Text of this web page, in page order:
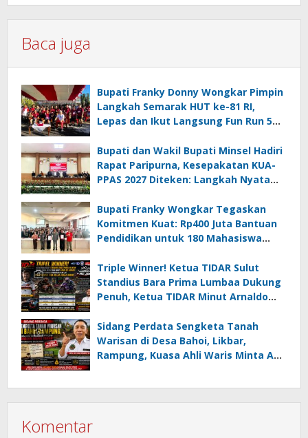
Baca juga
Bupati Franky Donny Wongkar Pimpin
Langkah Semarak HUT ke-81 RI,
Lepas dan Ikut Langsung Fun Run 5
Bupati dan Wakil Bupati Minsel Hadiri
Rapat Paripurna, Kesepakatan KUA-
PPAS 2027 Diteken: Langkah Nyata
Bupati Franky Wongkar Tegaskan
Komitmen Kuat: Rp400 Juta Bantuan
Pendidikan untuk 180 Mahasiswa
Triple Winner! Ketua TIDAR Sulut
Standius Bara Prima Lumbaa Dukung
Penuh, Ketua TIDAR Minut Arnaldo
05 MC JOE Sapu Bersih Tiga Gelar
Juara Umum
Sidang Perdata Sengketa Tanah
Warisan di Desa Bahoi, Likbar,
Rampung, Kuasa Ahli Waris Minta APH
Komentar